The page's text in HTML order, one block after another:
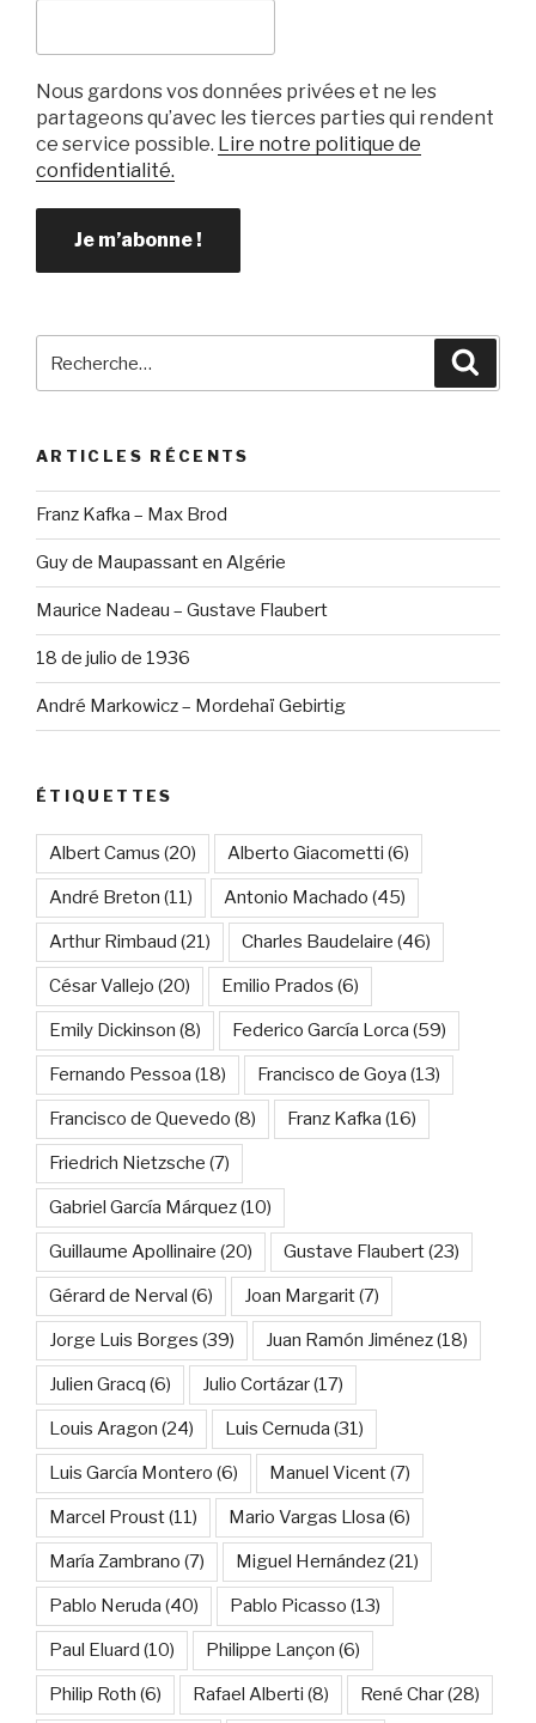
Nous gardons vos données privées et ne les
partageons qu’avec les tierces parties qui rendent
ce service possible. Lire notre politique de
confidentialité.
pour
ARTICLES RÉCENTS
Franz Kafka – Max Brod
Guy de Maupassant en Algérie
Maurice Nadeau – Gustave Flaubert
18 de julio de 1936
André Markowicz – Mordehaï Gebirtig
ÉTIQUETTES
Albert Camus (20) Alberto Giacometti (6)
André Breton (11) Antonio Machado (45)
Arthur Rimbaud (21) Charles Baudelaire (46)
César Vallejo (20) Emilio Prados (6)
Emily Dickinson (8) Federico García Lorca (59)
Fernando Pessoa (18) Francisco de Goya (13)
Francisco de Quevedo (8) Franz Kafka (16)
Friedrich Nietzsche (7)
Gabriel García Márquez(10)
Guillaume Apollinaire (20) Gustave Flaubert(23)
Gérard de Nerval (6) Joan Margarit(7)
Jorge Luis Borges (39) Juan Ramón Jiménez(18)
Julien Gracq (6) Julio Cortázar(17)
Louis Aragon (24) Luis Cernuda (31)
Luis García Montero (6) Manuel Vicent(7)
Marcel Proust(11) Mario Vargas Llosa (6)
María Zambrano (7) Miguel Hernández(21)
Pablo Neruda (40) Pablo Picasso (13)
Paul Eluard (10) Philippe Lançon (6)
Philip Roth (6) Rafael Alberti (8) René Char(28)